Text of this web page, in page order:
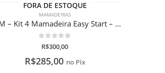
FORA DE ESTOQUE
MAMADEIRAS
MAM – Kit 4 Mamadeira Easy Start – Gift Set (0+ Meses)
0de 5
R$300,00
R$285,00 no Pix